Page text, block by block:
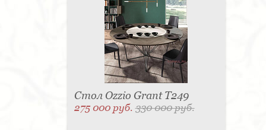
Стол Ozzio Grant T249
275 000 руб.330 000 руб.